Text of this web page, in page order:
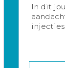
In dit